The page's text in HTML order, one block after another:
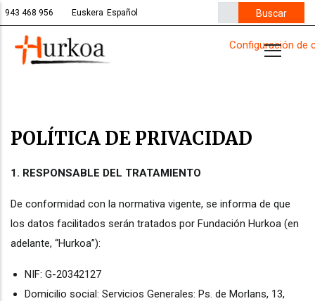
Pasar
al
contenido
principal
943 468 956 Euskera Español
POLÍTICA DE PRIVACIDAD
1. RESPONSABLE DEL TRATAMIENTO
De conformidad con la normativa vigente, se informa de que
los datos facilitados serán tratados por Fundación Hurkoa (en
adelante, “Hurkoa”):
NIF: G-20342127
Domicilio social: Servicios Generales: Ps. de Morlans, 13,
Configuración de